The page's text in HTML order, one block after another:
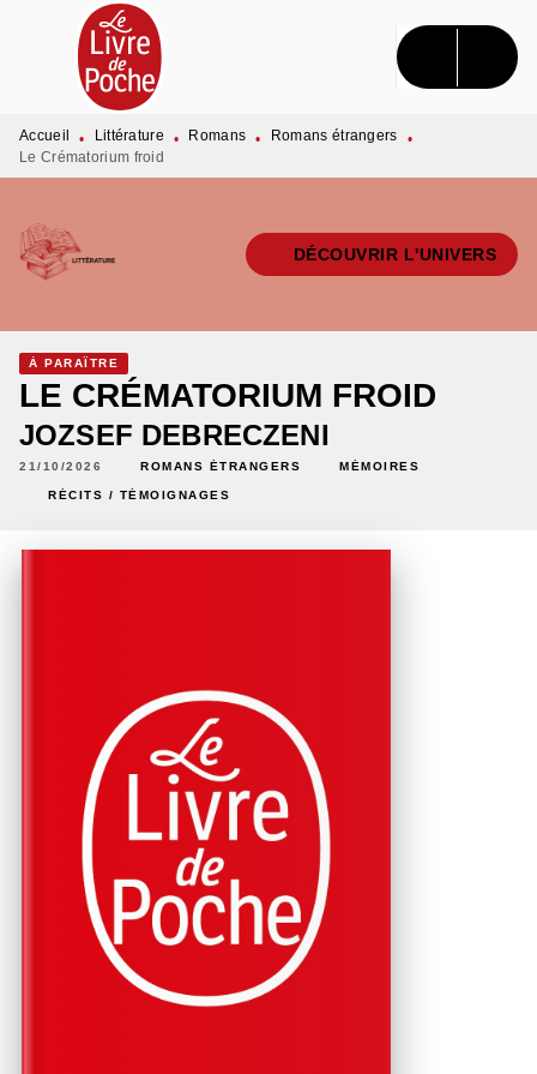
MENU RECHERCHE CONTENU
PIED DE PAGE
Accueil • Littérature • Romans • Romans étrangers
•
Le Crématorium froid
DÉCOUVRIR L'UNIVERS
À PARAÎTRE
LE CRÉMATORIUM FROID
JOZSEF DEBRECZENI
21/10/2026 ROMANS ÉTRANGERS MÉMOIRES
RÉCITS / TÉMOIGNAGES